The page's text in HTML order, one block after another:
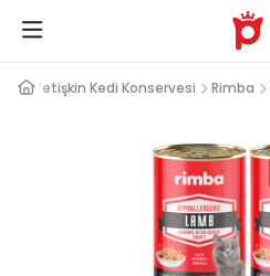
Yetişkin Kedi Konservesi Rimba